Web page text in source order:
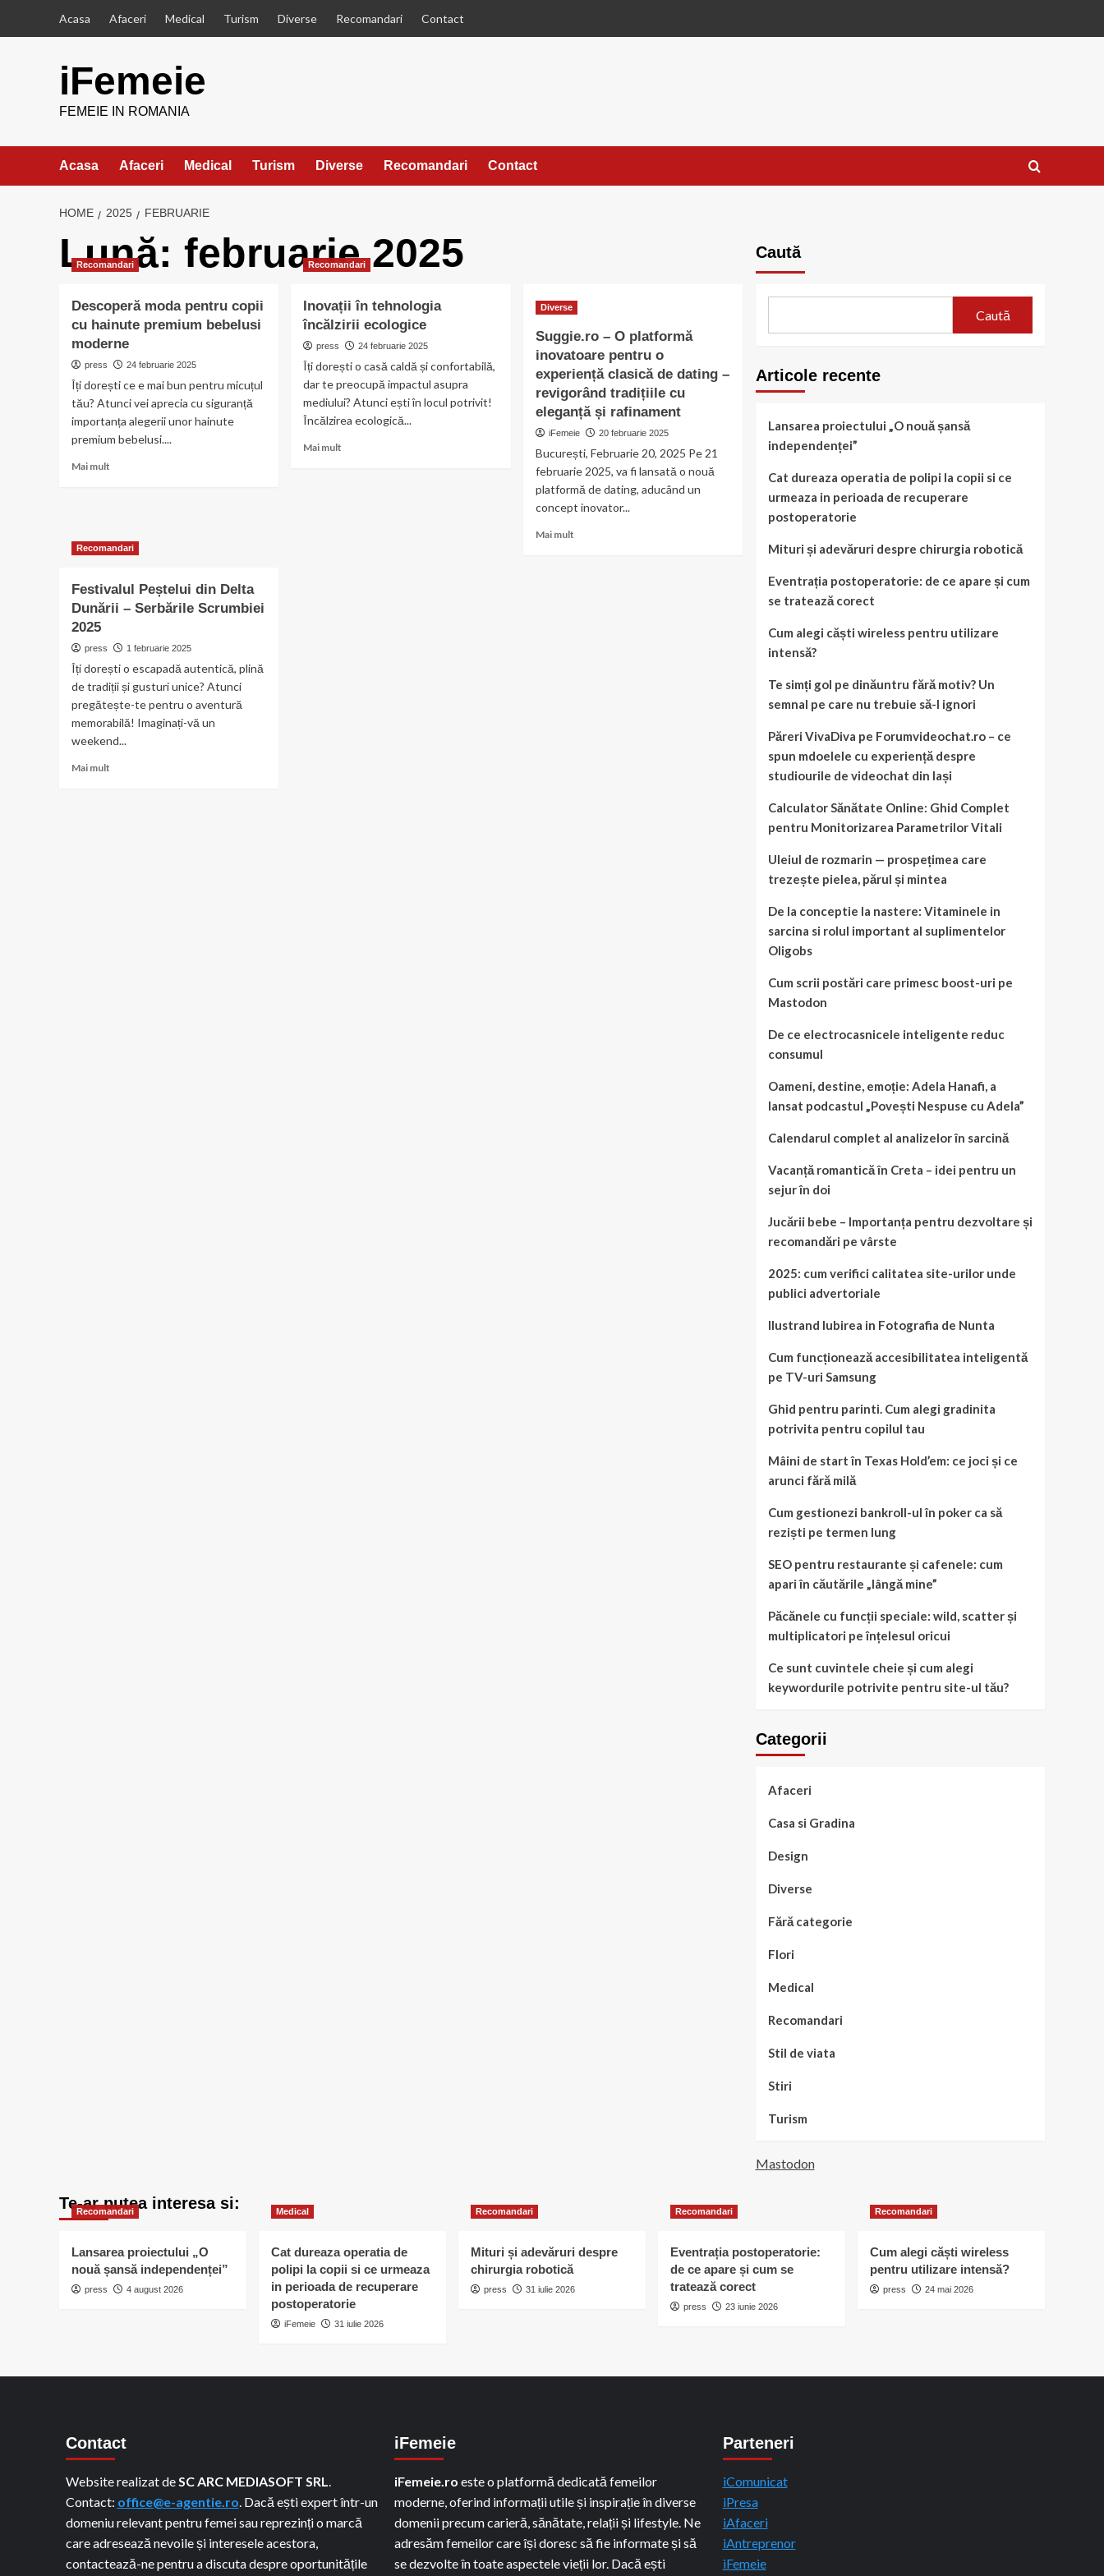
Acasa Afaceri Medical Turism Diverse Recomandari Contact
iFemeie
FEMEIE IN ROMANIA
Acasa Afaceri Medical Turism Diverse Recomandari Contact
HOME 2025 FEBRUARIE
Lună: februarie 2025
Recomandari
Descoperă moda pentru copii
cu hainute premium bebelusi
moderne
press 24 februarie 2025
Îți dorești ce e mai bun pentru micuțul
tău? Atunci vei aprecia cu siguranță
importanța alegerii unor hainute
premium bebelusi....
Mai mult
pentru
copii
hainute
premium
Recomandari
Inovații în tehnologia
încălzirii ecologice
press 24 februarie 2025
Îți dorești o casă caldă și confortabilă,
dar te preocupă impactul asupra
mediului? Atunci ești în locul potrivit!
Încălzirea ecologică...
Mai mult
Diverse
Suggie.ro – O platformă
inovatoare pentru o
experiență clasică de dating –
revigorând tradițiile cu
eleganță și rafinament
iFemeie 20 februarie 2025
București, Februarie 20, 2025 Pe 21
februarie 2025, va fi lansată o nouă
platformă de dating, aducând un
concept inovator...
Mai multRead
Recomandari
Festivalul Peștelui din Delta
Dunării – Serbările Scrumbiei
2025
press 1 februarie 2025
Îți dorești o escapadă autentică, plină
de tradiții și gusturi unice? Atunci
pregătește-te pentru o aventură
memorabilă! Imaginați-vă un
weekend...
Mai mult
Caută
Caută
Articole recente
Lansarea proiectului „O nouă șansă
independenței”
Cat dureaza operatia de polipi la copii si ce
urmeaza in perioada de recuperare
postoperatorie
Mituri și adevăruri despre chirurgia robotică
Eventrația postoperatorie: de ce apare și cum
se tratează corect
Cum alegi căști wireless pentru utilizare
intensă?
Te simți gol pe dinăuntru fără motiv? Un
semnal pe care nu trebuie să-l ignori
Păreri VivaDiva pe Forumvideochat.ro – ce
spun mdoelele cu experiență despre
studiourile de videochat din Iași
Calculator Sănătate Online: Ghid Complet
pentru Monitorizarea Parametrilor Vitali
Uleiul de rozmarin — prospețimea care
trezește pielea, părul și mintea
De la conceptie la nastere: Vitaminele in
sarcina si rolul important al suplimentelor
Oligobs
Cum scrii postări care primesc boost-uri pe
Mastodon
De ce electrocasnicele inteligente reduc
consumul
Oameni, destine, emoție: Adela Hanafi, a
lansat podcastul „Povești Nespuse cu Adela”
Calendarul complet al analizelor în sarcină
Vacanță romantică în Creta – idei pentru un
sejur în doi
Jucării bebe – Importanța pentru dezvoltare și
recomandări pe vârste
2025: cum verifici calitatea site-urilor unde
publici advertoriale
Ilustrand Iubirea in Fotografia de Nunta
Cum funcționează accesibilitatea inteligentă
pe TV-uri Samsung
Ghid pentru parinti. Cum alegi gradinita
potrivita pentru copilul tau
Mâini de start în Texas Hold’em: ce joci și ce
arunci fără milă
Cum gestionezi bankroll-ul în poker ca să
reziști pe termen lung
SEO pentru restaurante și cafenele: cum
apari în căutările „lângă mine”
Păcănele cu funcții speciale: wild, scatter și
multiplicatori pe înțelesul oricui
Ce sunt cuvintele cheie și cum alegi
keywordurile potrivite pentru site-ul tău?
Categorii
Afaceri
Casa si Gradina
Design
Diverse
Fără categorie
Flori
Medical
Recomandari
Stil de viata
Stiri
Turism
Mastodon
Te-ar putea interesa si:
Recomandari
Lansarea proiectului „O
nouă șansă independenței”
press 4 august 2026
Medical
Cat dureaza operatia de
polipi la copii si ce urmeaza
in perioada de recuperare
postoperatorie
iFemeie 31 iulie 2026
Recomandari
Mituri și adevăruri despre
chirurgia robotică
press 31 iulie 2026
Recomandari
Eventrația postoperatorie:
de ce apare și cum se
tratează corect
press 23 iunie 2026
Recomandari
Cum alegi căști wireless
pentru utilizare intensă?
press 24 mai 2026
Contact
Website realizat deSC ARC MEDIASOFT SRL.
Contact: office@e-agentie.ro. Dacă ești expert într-un
domeniu relevant pentru femei sau reprezinți o marcă
care adresează nevoile și interesele acestora,
contactează-ne pentru a discuta despre oportunitățile
iFemeie
iFemeie.ro este o platformă dedicată femeilor
moderne, oferind informații utile și inspirație în diverse
domenii precum carieră, sănătate, relații și lifestyle. Ne
adresăm femeilor care își doresc să fie informate și să
se dezvolte în toate aspectele vieții lor. Dacă ești
Parteneri
iComunicat
iPresa
iAfaceri
iAntreprenor
iFemeie